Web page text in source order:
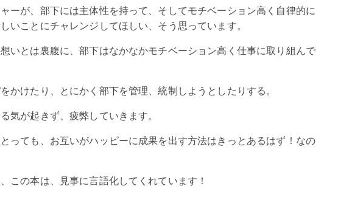
ーが、部下には主体性を持って、そしてモチベーション高く自律的に
いことにチャレンジしてほしい、そう思っています。
いとは裏腹に、部下はなかなかモチベーション高く仕事に取り組んで
かけたり、とにかく部下を管理、統制しようとしたりする。
気が起きず、疲弊していきます。
っても、お互いがハッピーに成果を出す方法はきっとあるはず！なの
この本は、見事に言語化してくれています！